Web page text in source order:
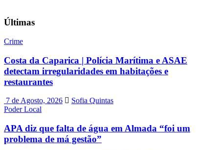
Últimas
Crime
Costa da Caparica | Polícia Marítima e ASAE
detectam irregularidades em habitações e
restaurantes
7 de Agosto, 2026
Sofia Quintas
Poder Local
APA diz que falta de água em Almada “foi um
problema de má gestão”